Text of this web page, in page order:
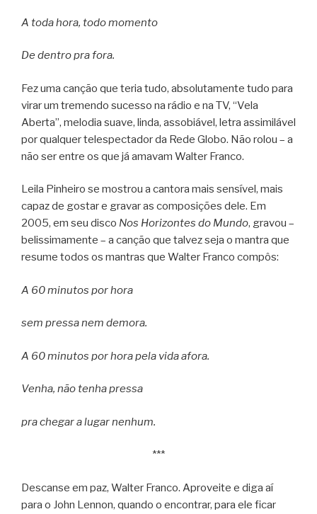
A toda hora, todo momento
De dentro pra fora.
Fez uma canção que teria tudo, absolutamente tudo para
virar um tremendo sucesso na rádio e na TV, “Vela
Aberta”, melodia suave, linda, assobiável, letra assimilável
por qualquer telespectador da Rede Globo. Não rolou – a
não ser entre os que já amavam Walter Franco.
Leila Pinheiro se mostrou a cantora mais sensível, mais
capaz de gostar e gravar as composições dele. Em
2005, em seu disco Nos Horizontes do Mundo, gravou –
belissimamente – a canção que talvez seja o mantra que
resume todos os mantras que Walter Franco compôs:
A 60 minutos por hora
sem pressa nem demora.
A 60 minutos por hora pela vida afora.
Venha, não tenha pressa
pra chegar a lugar nenhum.
***
Descanse em paz, Walter Franco. Aproveite e diga aí
para o John Lennon, quando o encontrar, para ele ficar